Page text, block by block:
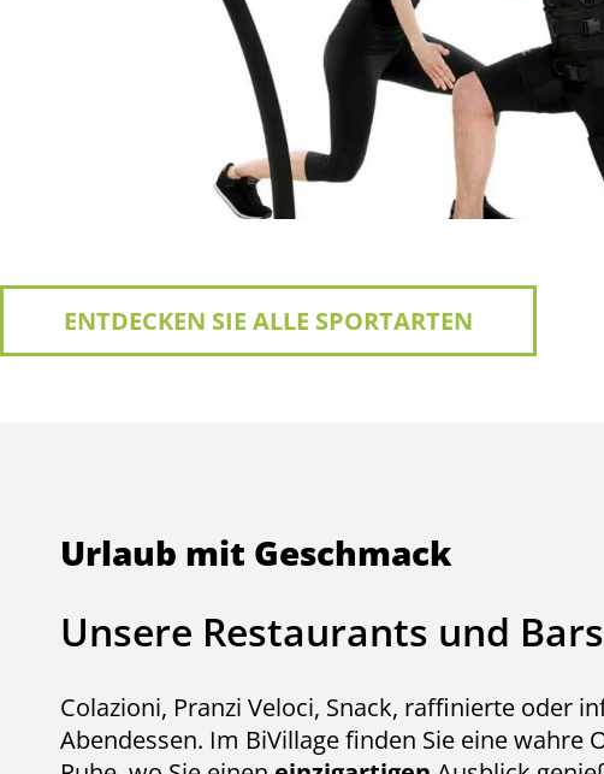
ENTDECKEN SIE ALLE SPORTARTEN
Urlaub mit Geschmack
Unsere Restaurants und Bars
Colazioni, Pranzi Veloci, Snack, raffinierte oder
Abendessen. Im BiVillage finden Sie eine wahre